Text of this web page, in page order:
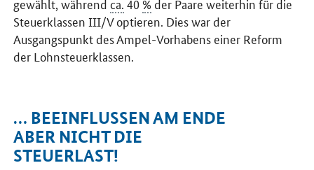
gewählt, währendca. 40 % der Paare weiterhin für die
Steuerklassen III/V optieren. Dies war der
Ausgangspunkt des Ampel-Vorhabens einer Reform
der Lohnsteuerklassen.
… BEEINFLUSSEN AM ENDE
ABER NICHT DIE
STEUERLAST!